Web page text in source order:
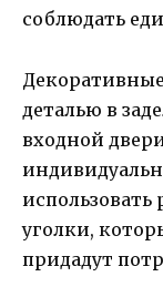
соблюдать
деталью в
входной
уголки,
придадут